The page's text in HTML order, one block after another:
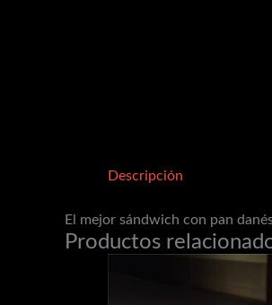
Descripción
El mejor sándwich con pan
Productos